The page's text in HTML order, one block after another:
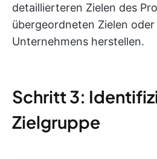
detaillierteren Zielen des
übergeordneten Zielen
Unternehmens herstellen.
Schritt 3:
Zielgruppe